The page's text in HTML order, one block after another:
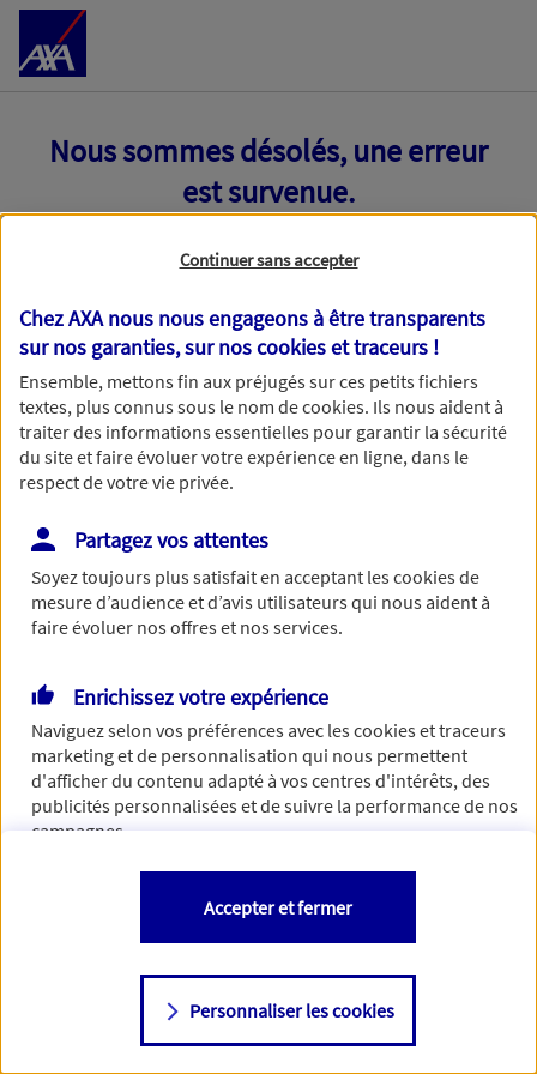
Accéder au Contenu
Nous sommes désolés, une erreur
est survenue.
Toutes nos excuses, une erreur technique nous empêche
de traiter votre demande. N'hésitez pas à rafraichir ce
formulaire dans quelques minutes.
Si besoin, vous pouvez nous joindre via notre page de
contact.
> Nous contacter
Continuer sans accepter
Chez AXA nous nous engageons à être transparents
sur nos garanties, sur noscookies et traceurs !
Ensemble, mettons fin aux préjugés sur ces petits fichiers
textes, plus connus sous le nom decookies. Ils nous aident à
traiter des informations essentielles pour garantir la sécurité
du site et faire évoluer votre expérience en ligne, dans le
respect de votre vie privée.
Partagez vos attentes
Soyez toujours plus satisfait en acceptant lescookiesde
mesure d’audience et d’avis utilisateurs qui nous aident à
faire évoluer nos offres et nos services.
Enrichissez votre expérience
Naviguez selon vos préférences avec lescookies et traceurs
marketing et de personnalisation qui nous permettent
d'afficher du contenu adapté à vos centres d'intérêts, des
publicités personnalisées et de suivre la performance de nos
campagnes.
Vous êtes libre de les accepter, de les refuser comme de
changer d'avis à tout moment en allant sur
Consulter notre politique decookies
Personnaliser les cookies
Accepter et fermer